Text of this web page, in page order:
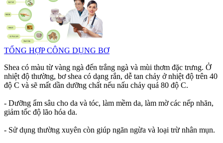
TỔNG HỢP CÔNG DỤNG BƠ
Shea có màu từ vàng ngà đến trắng ngà và mùi thơm đặc trưng. Ở
nhiệt độ thường, bơ shea có dạng rắn, dễ tan chảy ở nhiệt độ trên 40
độ C và sẽ mất dần dưỡng chất nếu nấu chảy quá 80 độ C.
- Dưỡng ẩm sâu cho da và tóc, làm mềm da, làm mờ các nếp nhăn,
giảm tốc độ lão hóa da.
- Sử dụng thường xuyên còn giúp ngăn ngừa và loại trừ nhân mụn.